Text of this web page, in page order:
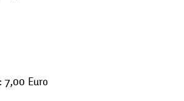
7,00 Euro